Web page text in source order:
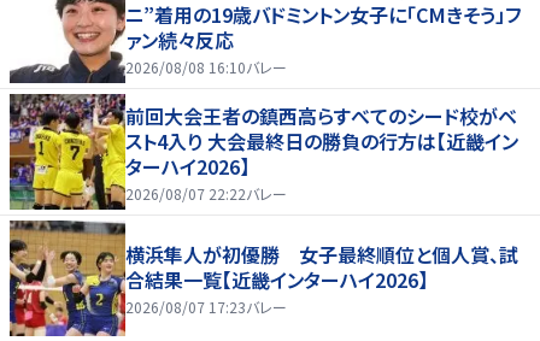
ニ”着用の19歳バドミントン女子に「CMきそう」フ
ァン続々反応
2026/08/08 16:10バレー
前回大会王者の鎮西高らすべてのシード校がベ
スト4入り 大会最終日の勝負の行方は【近畿イン
ターハイ2026】
2026/08/07 22:22バレー
横浜隼人が初優勝 女子最終順位と個人賞、試
合結果一覧【近畿インターハイ2026】
2026/08/07 17:23バレー